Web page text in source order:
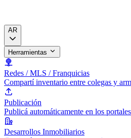
AR
Herramientas
Redes / MLS / Franquicias
Compartí inventario entre colegas y
Publicación
Publicá automáticamente en los
Desarrollos Inmobiliarios